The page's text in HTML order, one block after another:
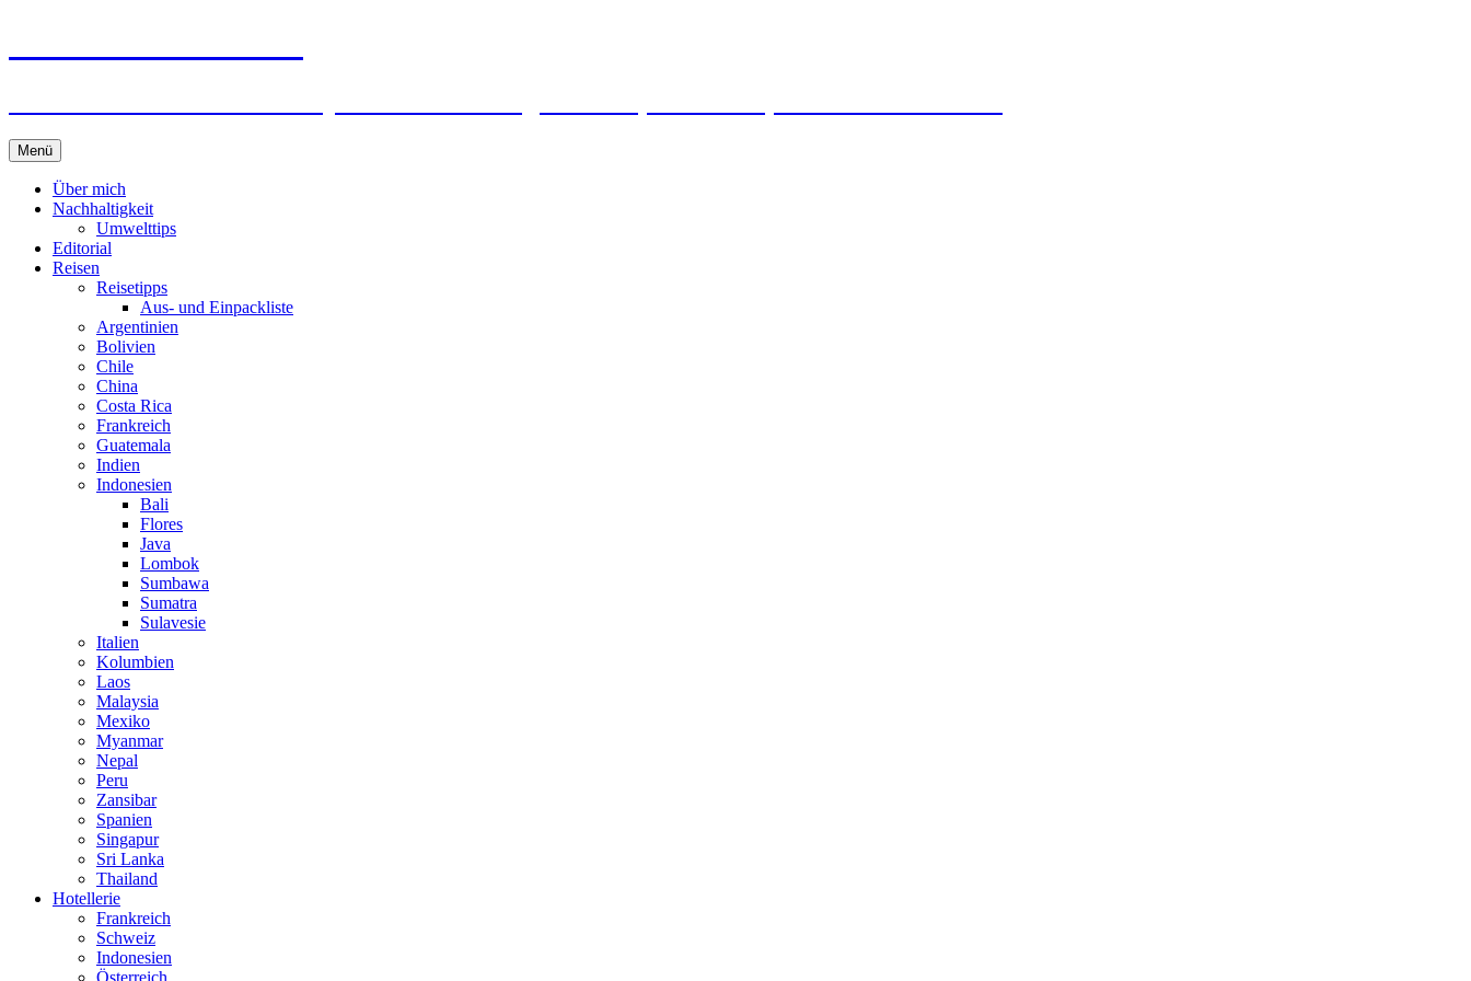
Menü Springe
zum
Inhalt
Über mich
Nachhaltigkeit
Umwelttips
Editorial
Reisen
Reisetipps
Aus- und Einpackliste
Argentinien
Bolivien
Chile
China
Costa Rica
Frankreich
Guatemala
Indien
Indonesien
Bali
Flores
Java
Lombok
Sumbawa
Sumatra
Sulavesie
Italien
Kolumbien
Laos
Malaysia
Mexiko
Myanmar
Nepal
Peru
Zansibar
Spanien
Singapur
Sri Lanka
Thailand
Hotellerie
Frankreich
Schweiz
Indonesien
Österreich